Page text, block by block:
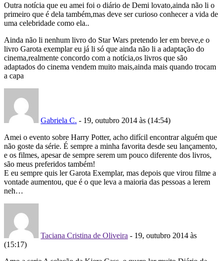
Outra notícia que eu amei foi o diário de Demi lovato,ainda não li o
primeiro que é dela também,mas deve ser curioso conhecer a vida de
uma celebridade como ela..
Ainda não li nenhum livro do Star Wars pretendo ler em breve,e o
livro Garota exemplar eu já li só que ainda não li a adaptação do
cinema,realmente concordo com a notícia,os livros que são
adaptados do cinema vendem muito mais,ainda mais quando trocam
a capa
Gabriela C. - 19, outubro 2014 às (14:54)
Amei o evento sobre Harry Potter, acho difícil encontrar alguém que
não goste da série. É sempre a minha favorita desde seu lançamento,
e os filmes, apesar de sempre serem um pouco diferente dos livros,
são meus preferidos também!
E eu sempre quis ler Garota Exemplar, mas depois que virou filme a
vontade aumentou, que é o que leva a maioria das pessoas a lerem
neh…
Taciana Cristina de Oliveira - 19, outubro 2014 às
(15:17)